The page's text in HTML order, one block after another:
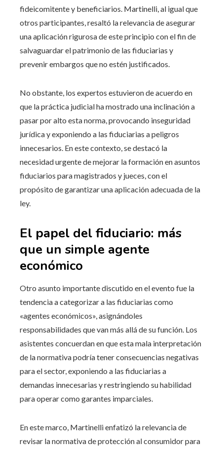
fideicomitente y beneficiarios. Martinelli, al igual que
otros participantes, resaltó la relevancia de asegurar
una aplicación rigurosa de este principio con el fin de
salvaguardar el patrimonio de las fiduciarias y
prevenir embargos que no estén justificados.
No obstante, los expertos estuvieron de acuerdo en
que la práctica judicial ha mostrado una inclinación a
pasar por alto esta norma, provocando inseguridad
jurídica y exponiendo a las fiduciarias a peligros
innecesarios. En este contexto, se destacó la
necesidad urgente de mejorar la formación en asuntos
fiduciarios para magistrados y jueces, con el
propósito de garantizar una aplicación adecuada de la
ley.
El papel del fiduciario: más
que un simple agente
económico
Otro asunto importante discutido en el evento fue la
tendencia a categorizar a las fiduciarias como
«agentes económicos», asignándoles
responsabilidades que van más allá de su función. Los
asistentes concuerdan en que esta mala interpretación
de la normativa podría tener consecuencias negativas
para el sector, exponiendo a las fiduciarias a
demandas innecesarias y restringiendo su habilidad
para operar como garantes imparciales.
En este marco, Martinelli enfatizó la relevancia de
revisar la normativa de protección al consumidor para